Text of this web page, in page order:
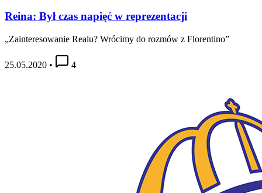
Reina: Był czas napięć w reprezentacji
„Zainteresowanie Realu? Wrócimy do rozmów z Florentino”
25.05.2020 • 4